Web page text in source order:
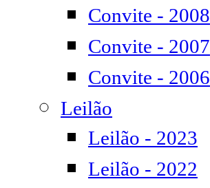
Convite - 2008
Convite - 2007
Convite - 2006
Leilão
Leilão - 2023
Leilão - 2022